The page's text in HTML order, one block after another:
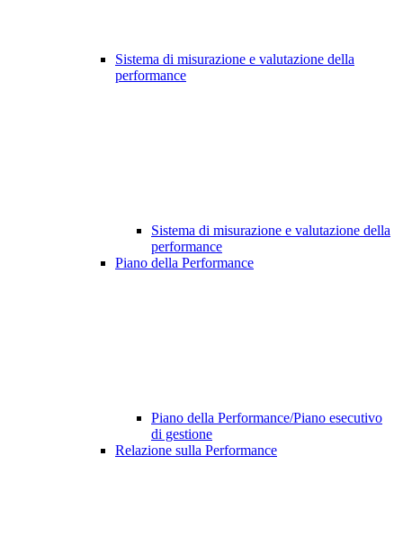
Sistema di misurazione e valutazione della
performance
Sistema di misurazione e valutazione della
performance
Piano della Performance
Piano della Performance/Piano esecutivo
di gestione
Relazione sulla Performance